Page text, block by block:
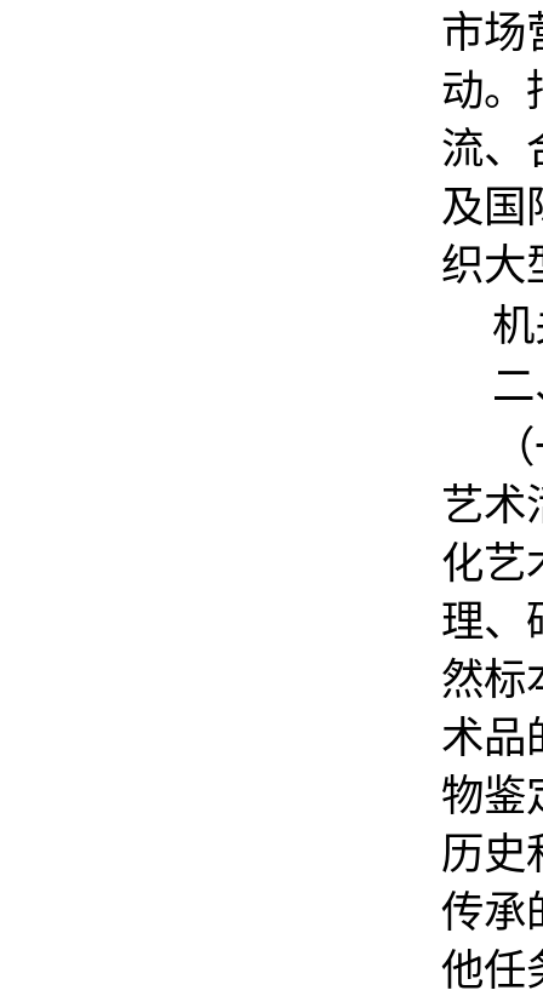
市场
动。
流、
及国
织大
艺术
化艺
理、
然标
术品
物鉴
历史
传承
他任